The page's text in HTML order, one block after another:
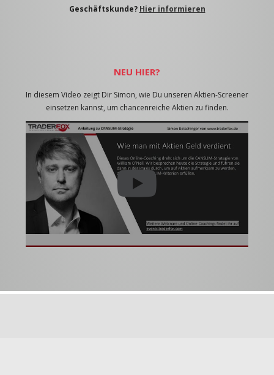
Geschäftskunde? Hier informieren
NEU HIER?
In diesem Video zeigt Dir Simon, wie Du unseren Aktien-Screener
einsetzen kannst, um chancenreiche Aktien zu finden.